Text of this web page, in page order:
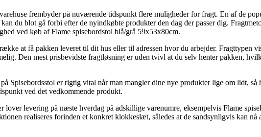
frembyder på nuværende tidspunkt flere muligheder for fragt. En af de
kan du blot gå forbi efter de nyindkøbte produkter den dag der passer dig.
ved køb af Flame spisebordstol blå/grå 59x53x80cm.
at få pakken leveret til dit hus eller til adressen hvor du arbejder. Fragttypen
Den mest prisbevidste fragtløsning er uden tvivl at du selv henter pakken,
Spisebordsstol er rigtig vital når man mangler dine nye produkter lige om lidt,
ved det vedkommende produkt.
lover levering på næste hverdag på adskillige varenumre, eksempelvis Flame
realiseres forinden et konkret klokkeslæt, således at de sandsynligvis kan